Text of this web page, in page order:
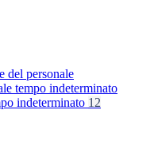
del personale
tempo indeterminato
indeterminato 12